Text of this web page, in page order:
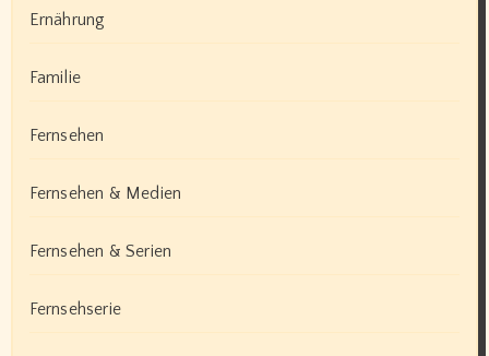
Ernährung
Familie
Fernsehen
Fernsehen & Medien
Fernsehen & Serien
Fernsehserie